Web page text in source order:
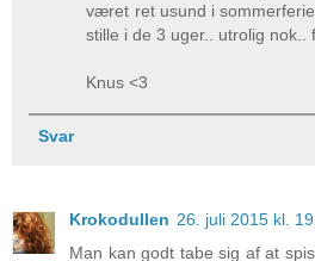
været ret usund i
stille i de 3 uger.. utrolig nok..
Knus <3
Svar
Krokodullen 26. juli 2015 kl.
Man kan godt tabe sig af at